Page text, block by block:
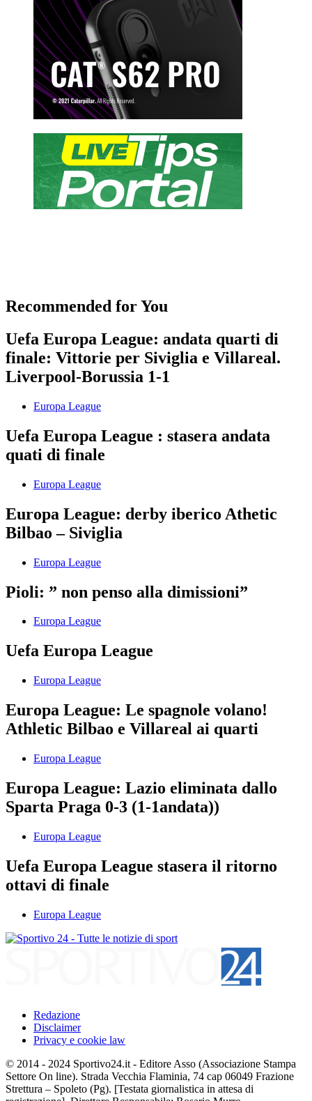
Recommended for You
Uefa Europa League: andata quarti di
finale: Vittorie per Siviglia e Villareal.
Liverpool-Borussia 1-1
Europa League
Uefa Europa League : stasera andata
quati di finale
Europa League
Europa League: derby iberico Athetic
Bilbao – Siviglia
Europa League
Pioli: ” non penso alla dimissioni”
Europa League
Uefa Europa League
Europa League
Europa League: Le spagnole volano!
Athletic Bilbao e Villareal ai quarti
Europa League
Europa League: Lazio eliminata dallo
Sparta Praga 0-3 (1-1andata))
Europa League
Uefa Europa League stasera il ritorno
ottavi di finale
Europa League
Redazione
Disclaimer
Privacy e cookie law
© 2014 - 2024 Sportivo24.it - Editore Asso (Associazione Stampa
Settore On line). Strada Vecchia Flaminia, 74 cap 06049 Frazione
Strettura – Spoleto (Pg). [Testata giornalistica in attesa di